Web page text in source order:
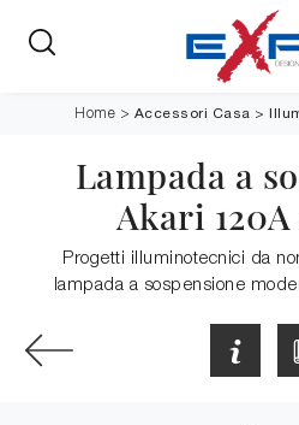
Home > Accessori Casa >
Lampada a
Akari
Progetti illuminotecnici da
lampada a sospensione